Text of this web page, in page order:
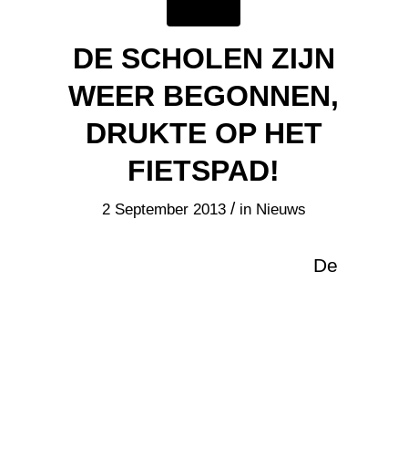
DE SCHOLEN ZIJN
WEER BEGONNEN,
DRUKTE OP HET
FIETSPAD!
2 September 2013 / in Nieuws
De